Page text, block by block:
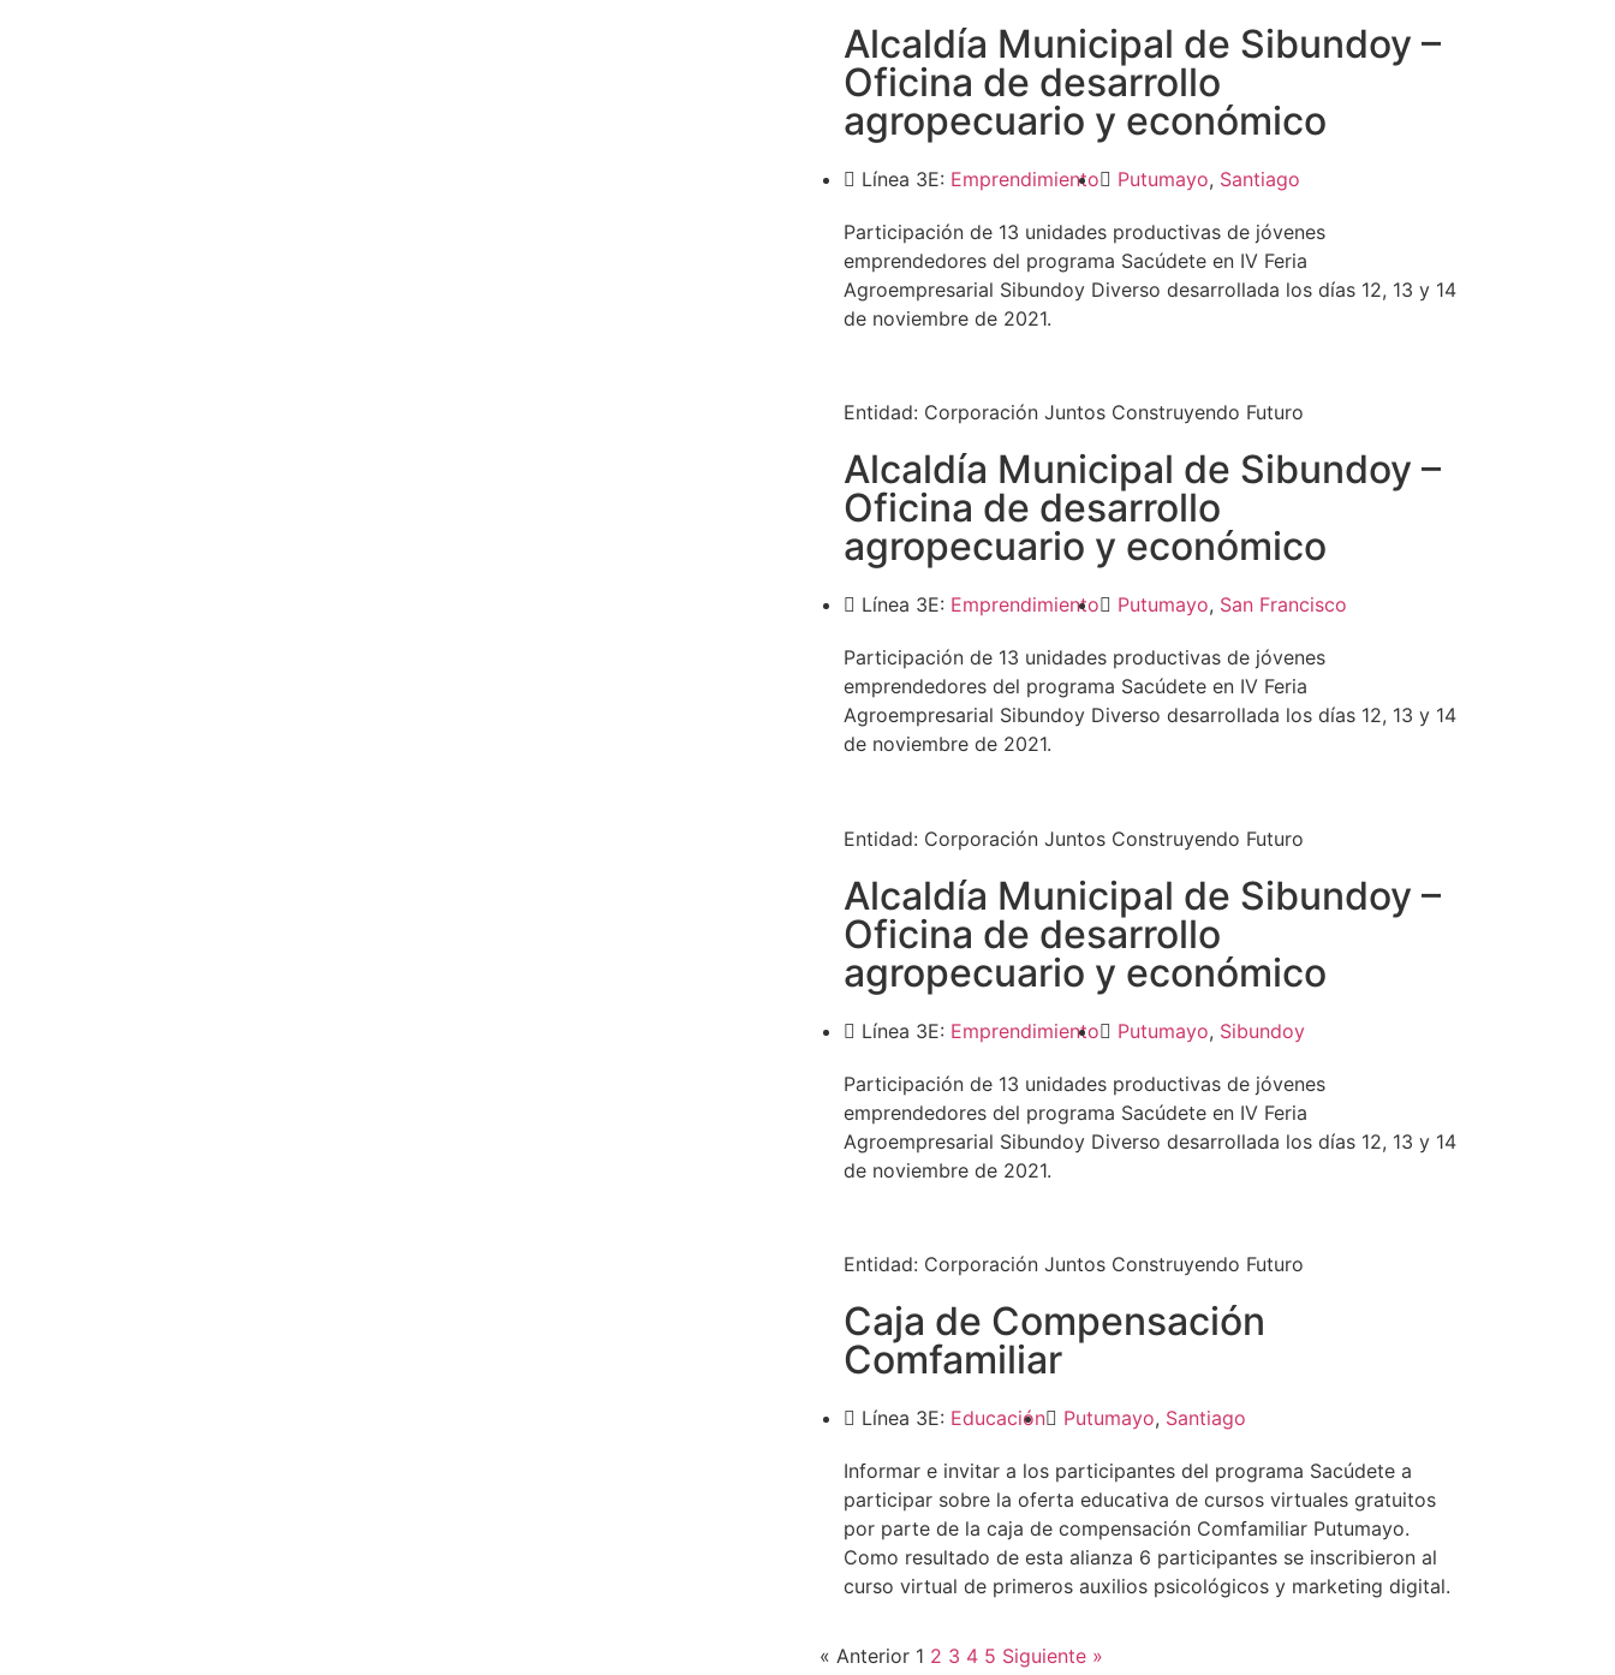
Alcaldía Municipal de Sibundoy –
Oficina de desarrollo
agropecuario y económico
Línea 3E: Emprendimiento Putumayo, Santiago
Participación de 13 unidades productivas de jóvenes
emprendedores del programa Sacúdete en IV Feria
Agroempresarial Sibundoy Diverso desarrollada los días 12, 13 y 14
de noviembre de 2021.
Entidad: Corporación Juntos Construyendo Futuro
Alcaldía Municipal de Sibundoy –
Oficina de desarrollo
agropecuario y económico
Línea 3E: Emprendimiento Putumayo, San Francisco
Participación de 13 unidades productivas de jóvenes
emprendedores del programa Sacúdete en IV Feria
Agroempresarial Sibundoy Diverso desarrollada los días 12, 13 y 14
de noviembre de 2021.
Entidad: Corporación Juntos Construyendo Futuro
Alcaldía Municipal de Sibundoy –
Oficina de desarrollo
agropecuario y económico
Línea 3E: Emprendimiento Putumayo, Sibundoy
Participación de 13 unidades productivas de jóvenes
emprendedores del programa Sacúdete en IV Feria
Agroempresarial Sibundoy Diverso desarrollada los días 12, 13 y 14
de noviembre de 2021.
Entidad: Corporación Juntos Construyendo Futuro
Caja de Compensación
Comfamiliar
Línea 3E: Educación Putumayo, Santiago
Informar e invitar a los participantes del programa Sacúdete a
participar sobre la oferta educativa de cursos virtuales gratuitos
por parte de la caja de compensación Comfamiliar Putumayo.
Como resultado de esta alianza 6 participantes se inscribieron al
curso virtual de primeros auxilios psicológicos y marketing digital.
« Anterior 1 2 3 4 5 Siguiente »